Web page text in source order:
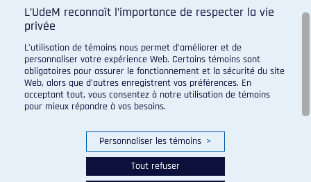
L’UdeM reconnaît l’importance de respecter la vie
privée
L’utilisation de témoins nous permet d’améliorer et de
personnaliser votre expérience Web. Certains témoins sont
obligatoires pour assurer le fonctionnement et la sécurité du site
Web, alors que d’autres enregistrent vos préférences. En
acceptant tout, vous consentez à notre utilisation de témoins
pour mieux répondre à vos besoins.
Personnaliser les témoins >
Tout refuser